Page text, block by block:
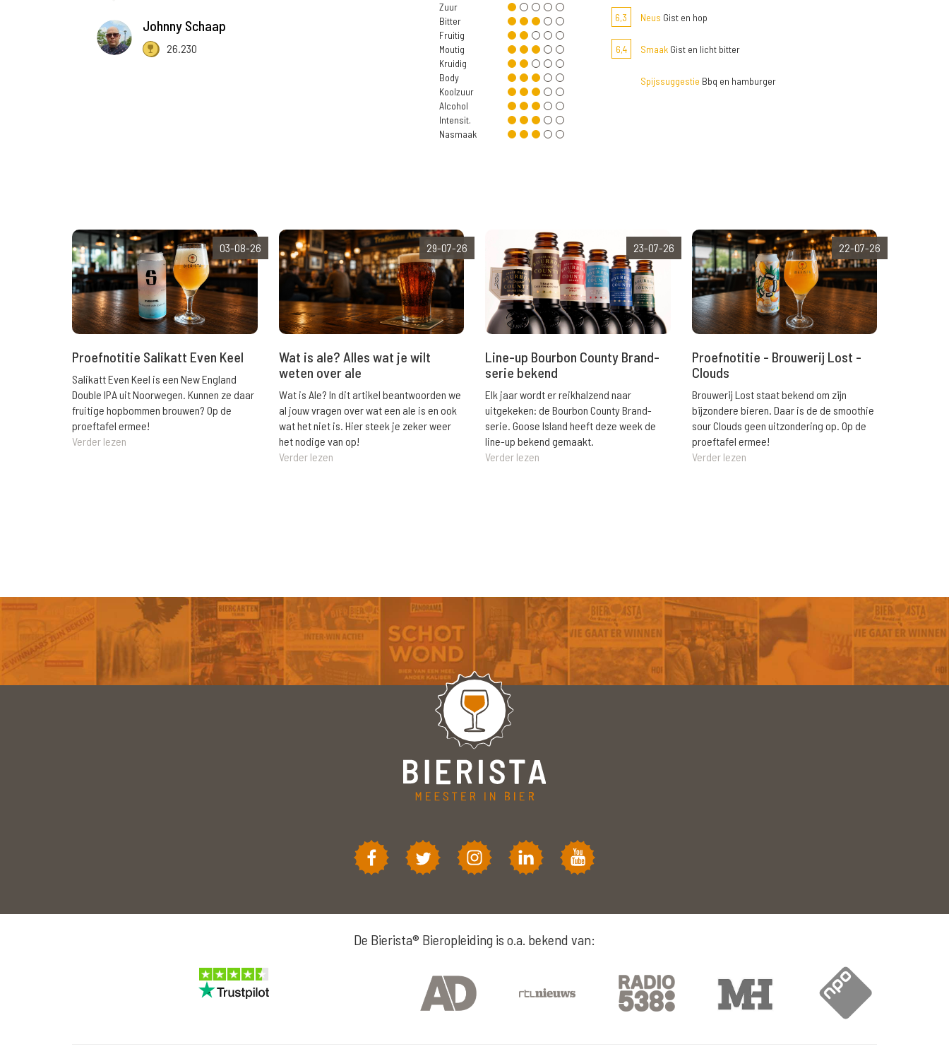
Johnny Schaap
26.230
Zuur
Bitter
Fruitig
Moutig
Kruidig
Body
Koolzuur
Alcohol
Intensit.
Nasmaak
6,3 Neus Gist en hop
6,4 SmaakGist en licht bitter
Spijssuggestie Bbq en hamburger
03-08-26
Proefnotitie Salikatt Even Keel
Salikatt Even Keel is een New England
Double IPA uit Noorwegen. Kunnen ze daar
fruitige hopbommen brouwen? Op de
proeftafel ermee!
Verder lezen
29-07-26
Wat is ale? Alles wat je wilt
weten over ale
Wat is Ale? In dit artikel beantwoorden we
al jouw vragen over wat een ale is en ook
wat het niet is. Hier steek je zeker weer
het nodige van op!
Verder lezen
23-07-26
Line-up Bourbon County Brand-
serie bekend
Elk jaar wordt er reikhalzend naar
uitgekeken: de Bourbon County Brand-
serie. Goose Island heeft deze week de
line-up bekend gemaakt.
Verder lezen
22-07-26
Proefnotitie - Brouwerij Lost -
Clouds
Brouwerij Lost staat bekend om zijn
bijzondere bieren. Daar is de de smoothie
sour Clouds geen uitzondering op. Op de
proeftafel ermee!
Verder lezen
De Bierista® Bieropleiding is o.a. bekend van: